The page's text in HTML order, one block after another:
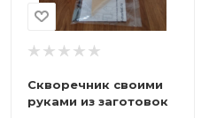
Скворечник своими
руками из заготовок